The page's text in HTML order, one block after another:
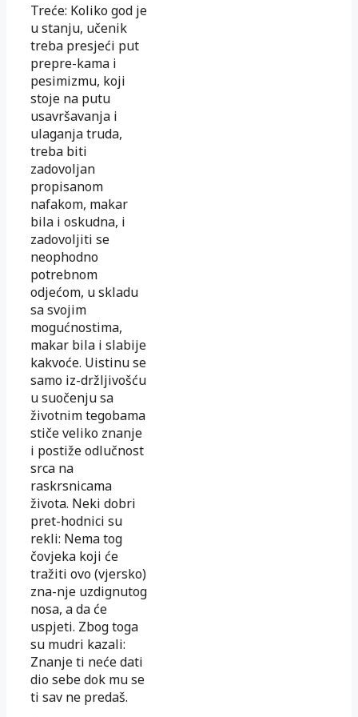
Treće: Koliko god je
u stanju, učenik
treba presjeći put
prepre-kama i
pesimizmu, koji
stoje na putu
usavršavanja i
ulaganja truda,
treba biti
zadovoljan
propisanom
nafakom, makar
bila i oskudna, i
zadovoljiti se
neophodno
potrebnom
odjećom, u skladu
sa svojim
mogućnostima,
makar bila i slabije
kakvoće. Uistinu se
samo iz-držljivošću
u suočenju sa
životnim tegobama
stiče veliko znanje
i postiže odlučnost
srca na
raskrsnicama
života. Neki dobri
pret-hodnici su
rekli: Nema tog
čovjeka koji će
tražiti ovo (vjersko)
zna-nje uzdignutog
nosa, a da će
uspjeti. Zbog toga
su mudri kazali:
Znanje ti neće dati
dio sebe dok mu se
ti sav ne predaš.